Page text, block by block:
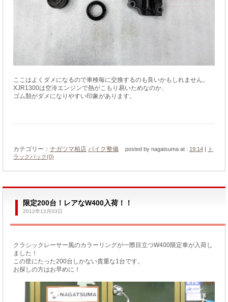
ここはよくダメになるので車検毎に交換するのも良いかもしれません。
XJR1300は空冷エンジンで熱がこもり易いためなのか、
ゴム類がダメになりやすい印象があります。
カテゴリー： ナガツマ柏店 バイク整備 posted by nagatsuma at : 19:14 |
ト
ラックバック(0)
限定200台！レアなW400入荷！！
2012年12月03日
クラシックレーサー風のカラーリングが一際目立つW400限定車が入荷し
ました！
この世にたった200台しかない貴重な1台です。
お探しの方はお早めに！